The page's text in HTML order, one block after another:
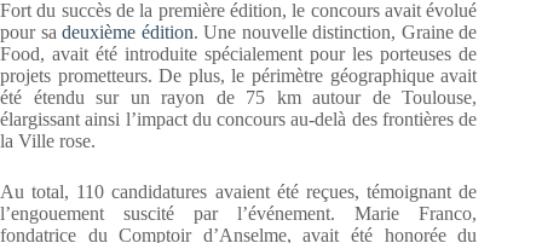
Fort du succès de la première édition, le concours avait évolué
pour sadeuxième édition. Une nouvelle distinction, Graine de
Food, avait été introduite spécialement pour les porteuses de
projets prometteurs. De plus, le périmètre géographique avait
été étendu sur un rayon de 75 km autour de Toulouse,
élargissant ainsi l’impact du concours au-delà des frontières de
la Ville rose.
Au total, 110 candidatures avaient été reçues, témoignant de
l’engouement suscité par l’événement. Marie Franco,
fondatrice du Comptoir d’Anselme, avait été honorée du